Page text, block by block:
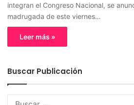
integran el Congreso Nacional, se
madrugada de este viernes…
Leer más »
Buscar Publicación